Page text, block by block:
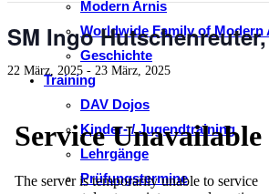
Modern Arnis
Worldwide Family of Modern
Geschichte
Training
DAV Dojos
Kinder- / Jugendtraining
Lehrgänge
Prüfungstermine
SM Ingo
22 März, 2025 - 23 März, 2025